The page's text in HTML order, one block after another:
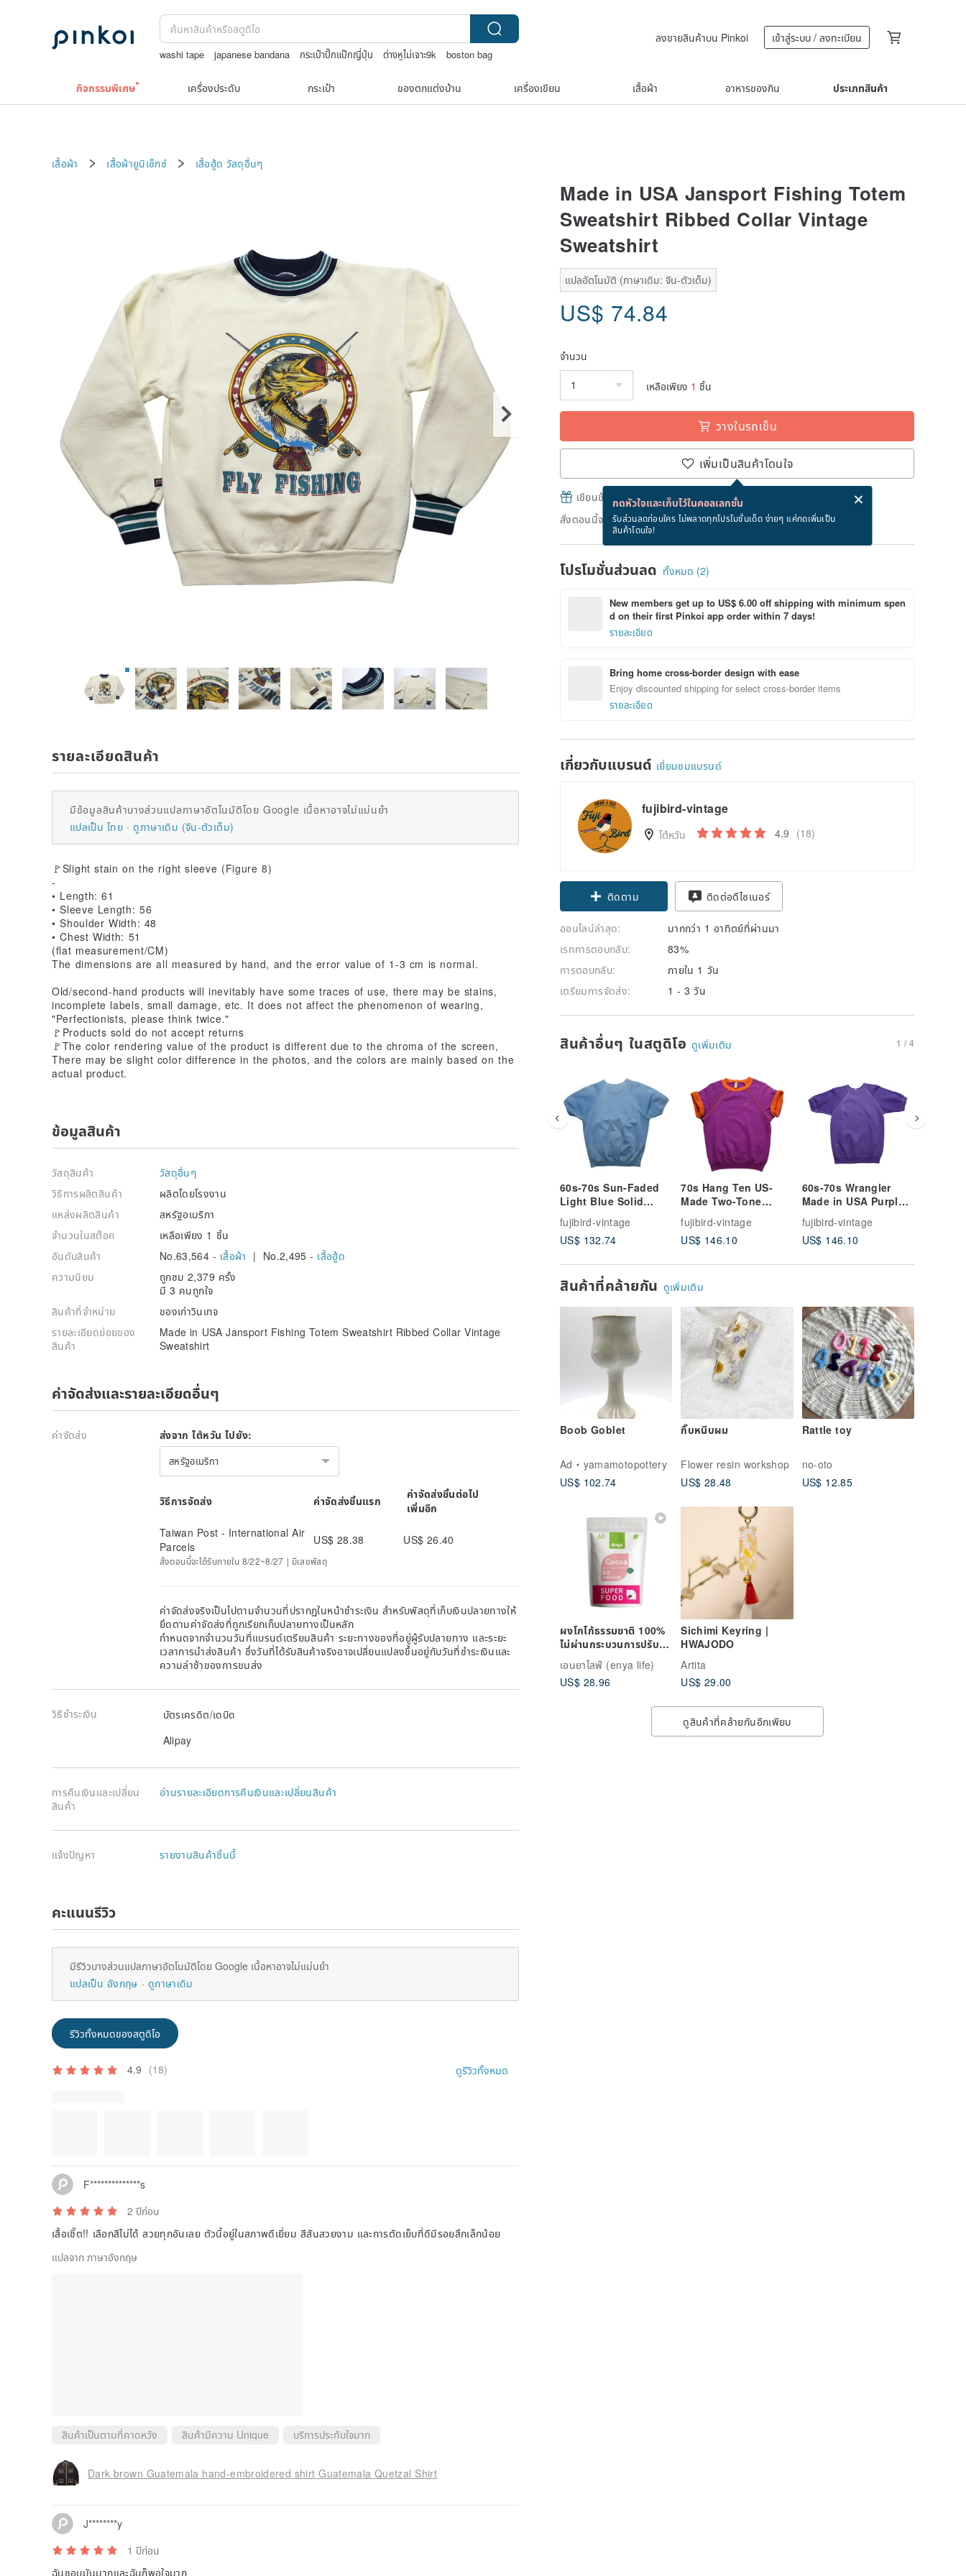
washi tape japanese bandana กระเป๋าปิ๊กแป๊กญี่ปุ่น ต่างหูไม่เจาะ9k
boston bag
ลงขายสินค้าบน Pinkoi เข้าสู่ระบบ / ลงทะเบียน
กิจกรรมพิเศษ เครื่องประดับ กระเป๋า ของตกแต่งบ้าน เครื่องเขียน เสื้อผ้า อาหารของกิน ประเภทสินค้า
เสื้อผ้า เสื้อผ้ายูนิเซ็กซ์ เสื้อฮู้ด วัสดุอื่นๆ
Made in USA Jansport Fishing Totem
Sweatshirt Ribbed Collar Vintage
Sweatshirt
แปลอัตโนมัติ (ภาษาเดิม: จีน-ตัวเต็ม)
US$ 74.84
จำนวน
เหลือเพียง 1 ชิ้น
วางในรถเข็น
เพิ่มเป็นสินค้าโดนใจ
กดหัวใจและเก็บไว้ในคอลเลกชั่น
รับส่วนลดก่อนใคร ไม่พลาดทุกโปรโมชั่นเด็ด ง่ายๆ แค่กดเพิ่มเป็น
สินค้าโดนใจ!
เขียนข้อความและส่ง eCard ฟรีเมื่อซื้อสินค้า!
สั่งตอนนี้จะได้รับภายใน 8/22~8/27
โปรโมชั่นส่วนลด ทั้งหมด (2)
New members get up to US$ 6.00 off shipping with minimum spen
d on their first Pinkoi app order within 7 days!
รายละเอียด
Bring home cross-border design with ease
Enjoy discounted shipping for select cross-border items
รายละเอียด
เกี่ยวกับแบรนด์ เยี่ยมชมแบรนด์
fujibird-vintage
ไต้หวัน 4.9 (18)
ติดตาม ติดต่อดีไซเนอร์
ออนไลน์ล่าสุด:
มากกว่า 1 อาทิตย์ที่ผ่านมา
เรทการตอบกลับ:
83%
การตอบกลับ:
ภายใน 1 วัน
เตรียมการจัดส่ง:
1 - 3 วัน
สินค้าอื่นๆ ในสตูดิโอ ดูเพิ่มเติม 1 / 4
60s-70s Sun-Faded
Light Blue Solid
Short-Sleeve
Sweatshirt
fujibird-vintage
US$ 132.74
70s Hang Ten US-
Made Two-Tone
Short-Sleeve
Sweatshirt
fujibird-vintage
US$ 146.10
60s-70s Wrangler
Made in USA Purple
Short-Sleeve Solid
Sweatshirt
fujibird-vintage
US$ 146.10
สินค้าที่คล้ายกัน ดูเพิ่มเติม
Boob Goblet
Ad
yamamotopottery
US$ 102.74
กิ๊บหนีบผม
Flower resin workshop
US$ 28.48
Rattle toy
no-oto
US$ 12.85
ผงโกโก้ธรรมชาติ 100%
ไม่ผ่านกระบวนการปรับ
ด่าง (ไขมัน 10-12%, ไม่
เติมน้ำตาล)
เอนยาไลฟ์ (enya life)
US$ 28.96
Sichimi Keyring |
HWAJODO
Artita
US$ 29.00
ดูสินค้าที่คล้ายกันอีกเพียบ
รายละเอียดสินค้า
มีข้อมูลสินค้าบางส่วนแปลภาษาอัตโนมัติโดย Google เนื้อหาอาจไม่แม่นยำ
แปลเป็น ไทย
ดูภาษาเดิม (จีน-ตัวเต็ม)
🚩Slight stain on the right sleeve (Figure 8)
-
• Length: 61
• Sleeve Length: 56
• Shoulder Width: 48
• Chest Width: 51
(flat measurement/CM)
The dimensions are all measured by hand, and the error value of 1-3 cm is normal.
Old/second-hand products will inevitably have some traces of use, there may be stains,
incomplete labels, small damage, etc. It does not affect the phenomenon of wearing,
"Perfectionists, please think twice."
🚩Products sold do not accept returns
🚩The color rendering value of the product is different due to the chroma of the screen,
There may be slight color difference in the photos, and the colors are mainly based on the
actual product.
ข้อมูลสินค้า
วัสดุสินค้า
วัสดุอื่นๆ
วิธีการผลิตสินค้า
ผลิตโดยโรงงาน
แหล่งผลิตสินค้า
สหรัฐอเมริกา
จำนวนในสต๊อก
เหลือเพียง 1 ชิ้น
อันดับสินค้า
No.63,564 - เสื้อผ้า | No.2,495 - เสื้อฮู้ด
ความนิยม
ถูกชม 2,379 ครั้ง
มี 3 คนถูกใจ
สินค้าที่จำหน่าย
ของเก่าวินเทจ
รายละเอียดย่อยของ
สินค้า
Made in USA Jansport Fishing Totem Sweatshirt Ribbed Collar Vintage
Sweatshirt
ค่าจัดส่งและรายละเอียดอื่นๆ
ค่าจัดส่ง ส่งจาก ไต้หวัน ไปยัง:
สหรัฐอเมริกา
วิธีการจัดส่ง ค่าจัดส่งชิ้นแรก
ค่าจัดส่งชิ้นต่อไป
เพิ่มอีก
Taiwan Post - International Air
Parcels
US$ 28.38 US$ 26.40
สั่งตอนนี้จะได้รับภายใน 8/22~8/27 | มีเลขพัสดุ
ค่าจัดส่งจริงเป็นไปตามจำนวนที่ปรากฏในหน้าชำระเงิน สำหรับพัสดุที่เก็บเงินปลายทางให้
ยึดตามค่าจัดส่งที่ถูกเรียกเก็บปลายทางเป็นหลัก
กำหนดจากจำนวนวันที่แบรนด์เตรียมสินค้า ระยะทางของที่อยู่ผู้รับปลายทาง และระยะ
เวลาการนำส่งสินค้า ซึ่งวันที่ได้รับสินค้าจริงอาจเปลี่ยนแปลงขึ้นอยู่กับวันที่ชำระเงินและ
ความล่าช้าของการขนส่ง
วิธีชำระเงิน
บัตรเครดิต/เดบิด
Alipay
การคืนเงินและเปลี่ยน
สินค้า
อ่านรายละเอียดการคืนเงินและเปลี่ยนสินค้า
แจ้งปัญหา รายงานสินค้าชิ้นนี้
คะแนนรีวิว
มีรีวิวบางส่วนแปลภาษาอัตโนมัติโดย Google เนื้อหาอาจไม่แม่นยำ
แปลเป็น อังกฤษ
ดูภาษาเดิม
รีวิวทั้งหมดของสตูดิโอ
4.9 (18) ดูรีวิวทั้งหมด
F**************s
2 ปีก่อน
เสื้อเชิ๊ต!! เลือกสีไม่ได้ สวยทุกอันเลย ตัวนี้อยู่ในสภาพดีเยี่ยม สีสันสวยงาม และการตัดเย็บที่ดีมีรอยสึกเล็กน้อย
แปลจาก ภาษาอังกฤษ
สินค้าเป็นตามที่คาดหวัง สินค้ามีความ Unique บริการประทับใจมาก
Dark brown Guatemala hand-embroidered shirt Guatemala Quetzal Shirt
J********y
1 ปีก่อน
ฉันชอบมันมากและฉันก็พอใจมาก